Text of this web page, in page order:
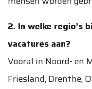
2. In welke regio’s
vacatures aan?
Vooral in Noord- en
Friesland, Drenthe,